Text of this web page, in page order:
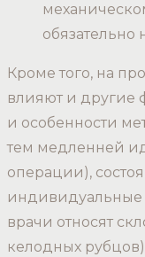
обязательно
Кроме того, на
влияют и другие
и особенности
тем медленней
операции),
индивидуальные
врачи относят
келодных